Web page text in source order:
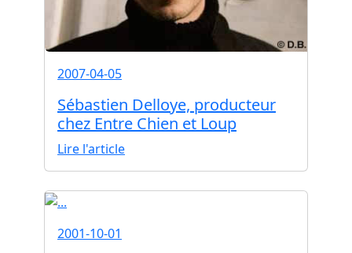
2007-04-05
Sébastien Delloye, producteur
chez Entre Chien et Loup
Lire l'article
2001-10-01